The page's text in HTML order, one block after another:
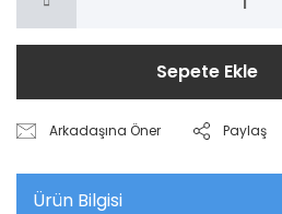
Sepete Ekle
Arkadaşına Öner Paylaş
Ürün Bilgisi